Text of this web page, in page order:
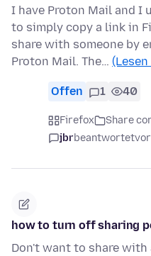
I have Proton Mail and I
to simply copy a link in
share with someone by
Proton Mail. The… (Lesen
Offen 1 40
Firefox Share
jbrbeantwortet
how to turn off sharing
Don't want to share with